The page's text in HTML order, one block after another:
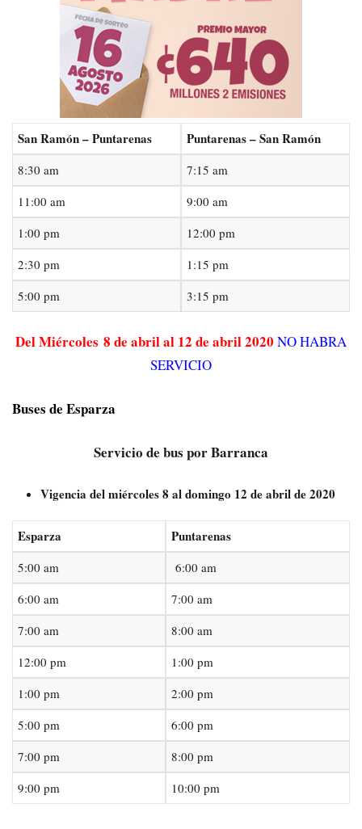
San Ramón – Puntarenas Puntarenas – San Ramón
8:30 am
7:15 am
11:00 am
9:00 am
1:00 pm
12:00 pm
2:30 pm
1:15 pm
5:00 pm
3:15 pm
Del Miércoles 8 de abril al 12 de abril 2020 NO HABRA
SERVICIO
Buses de Esparza
Servicio de bus por Barranca
Vigencia del miércoles 8 al domingo 12 de abril de 2020
Esparza Puntarenas
5:00 am
6:00 am
6:00 am
7:00 am
7:00 am
8:00 am
12:00 pm
1:00 pm
1:00 pm
2:00 pm
5:00 pm
6:00 pm
7:00 pm
8:00 pm
9:00 pm
10:00 pm